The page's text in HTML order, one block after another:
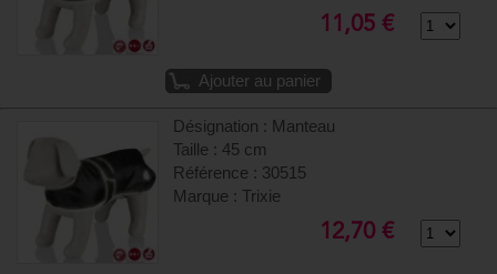
11,05 €
Ajouter au panier
Désignation : Manteau
Taille : 45 cm
Référence : 30515
Marque : Trixie
12,70 €